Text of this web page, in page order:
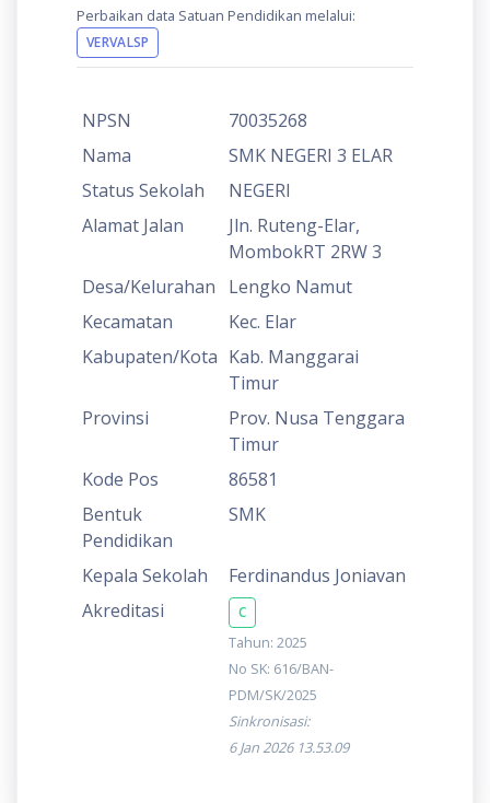
Perbaikan data Satuan Pendidikan melalui:
VERVALSP
NPSN
70035268
Nama
SMK NEGERI 3 ELAR
Status Sekolah
NEGERI
Alamat Jalan
Jln. Ruteng-Elar,
MombokRT 2RW 3
Desa/Kelurahan
Lengko Namut
Kecamatan
Kec. Elar
Kabupaten/Kota Kab. Manggarai
Timur
Provinsi
Prov. Nusa Tenggara
Timur
Kode Pos
86581
Bentuk
Pendidikan
SMK
Kepala Sekolah
Ferdinandus Joniavan
Akreditasi
C
Tahun: 2025
No SK: 616/BAN-
PDM/SK/2025
Sinkronisasi:
6 Jan 2026 13.53.09